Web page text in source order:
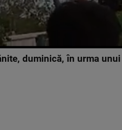
duminică, în urma